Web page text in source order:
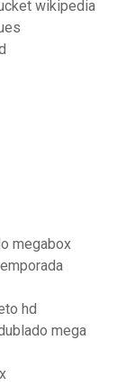
wikipedia
megabox
hd
mega